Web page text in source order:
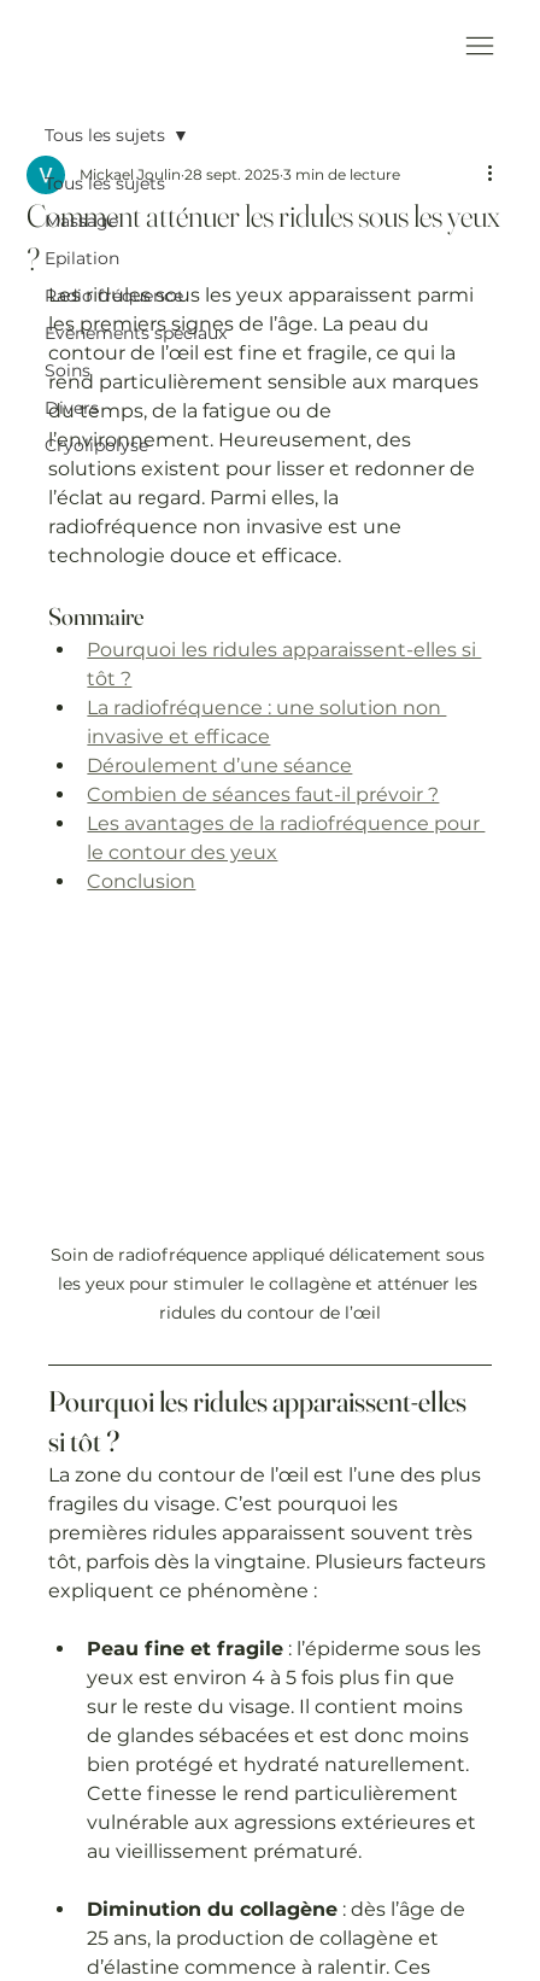
Tous les sujets
Massage
Epilation
Radio fréquence
Evènements spéciaux
Soins
Divers
Cryolipolyse
Tous les sujets
Comment atténuer les ridules sous les yeux
?
Mickael Joulin 28 sept. 2025 3 min de lecture
Les ridules sous les yeux apparaissent parmi
les premiers signes de l’âge. La peau du
contour de l’œil est fine et fragile, ce qui la
rend particulièrement sensible aux marques
du temps, de la fatigue ou de
l’environnement. Heureusement, des
solutions existent pour lisser et redonner de
l’éclat au regard. Parmi elles, la
radiofréquence non invasive est une
technologie douce et efficace.
Sommaire
Pourquoi les ridules apparaissent-elles si
tôt ?
La radiofréquence : une solution non
invasive et efficace
Déroulement d’une séance
Combien de séances faut-il prévoir ?
Les avantages de la radiofréquence pour
le contour des yeux
Conclusion
Soin de radiofréquence appliqué délicatement sous
les yeux pour stimuler le collagène et atténuer les
ridules du contour de l’œil
Pourquoi les ridules apparaissent-elles
si tôt ?
La zone du contour de l’œil est l’une des plus
fragiles du visage. C’est pourquoi les
premières ridules apparaissent souvent très
tôt, parfois dès la vingtaine. Plusieurs facteurs
expliquent ce phénomène :
Peau fine et fragile : l’épiderme sous les
yeux est environ 4 à 5 fois plus fin que
sur le reste du visage. Il contient moins
de glandes sébacées et est donc moins
bien protégé et hydraté naturellement.
Cette finesse le rend particulièrement
vulnérable aux agressions extérieures et
au vieillissement prématuré.
Diminution du collagène : dès l’âge de
25 ans, la production de collagène et
d’élastine commence à ralentir. Ces